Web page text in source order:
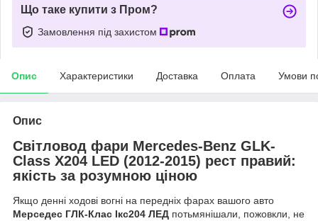
Що таке купити з Пром?
Замовлення під захистом
Опис Характеристики Доставка Оплата Умови
Опис
Світловод фари Mercedes-Benz GLK-
Class X204 LED (2012-2015) рест правий:
якість за розумною ціною
Якщо денні ходові вогні на передніх фарах вашого авто
Мерседес ГЛК-Клас Ікс204 ЛЕД потьмянішали, пожовкли, не